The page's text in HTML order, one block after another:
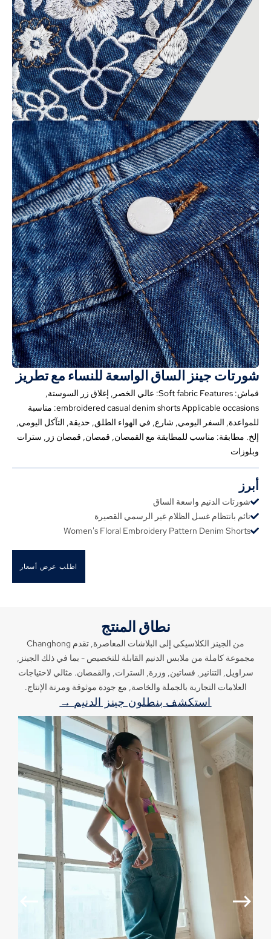
شورتات جينز الساق الواسعة للنساء مع تطريز
قماش: Soft fabric Features: عالي الخصر, إغلاق زر السوستة,
embroidered casual denim shorts Applicable occasions: مناسبة
للمواعدة, السفر اليومي, شارع, في الهواء الطلق, حديقة, التآكل اليومي,
إلخ. مطابقة: مناسب للمطابقة مع القمصان, قمصان, قمصان زر, سترات
وبلوزات
أبرز
شورتات الدنيم واسعة الساق
نائم بانتظام غسل الظلام غير الرسمي القصيرة
Women's Floral Embroidery Pattern Denim Shorts
اطلب عرض أسعار
نطاق المنتج
من الجينز الكلاسيكي إلى البلاشات المعاصرة, تقدم Changhong
مجموعة كاملة من ملابس الدنيم القابلة للتخصيص - بما في ذلك الجينز,
سراويل, التنانير, فساتين, وزرة, السترات, والقمصان. مثالي لاحتياجات
العلامات التجارية بالجملة والخاصة, مع جودة موثوقة ومرنة الإنتاج.
استكشف بنطلون جينز الدنيم →